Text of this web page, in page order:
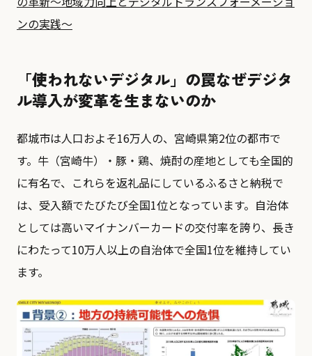
ンの実践～
「使われないデジタル」の罠――なぜデジタ
ル導入が変革を生まないのか
都城市は人口およそ16万人の、宮崎県第2位の都市で
す。牛（宮崎牛）・豚・鶏、焼酎の産地としても全国的
に有名で、これらを返礼品にしているふるさと納税で
は、受入額でたびたび全国1位となっています。自治体
としては高いマイナンバーカードの交付率を誇り、長き
にわたって10万人以上の自治体で全国1位を維持してい
ます。